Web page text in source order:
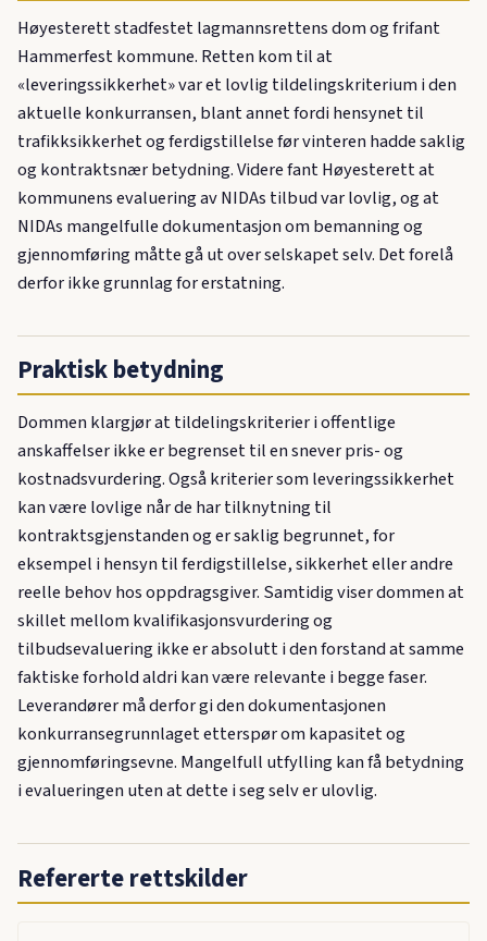
Høyesterett stadfestet lagmannsrettens dom og frifant
Hammerfest kommune. Retten kom til at
«leveringssikkerhet» var et lovlig tildelingskriterium i den
aktuelle konkurransen, blant annet fordi hensynet til
trafikksikkerhet og ferdigstillelse før vinteren hadde saklig
og kontraktsnær betydning. Videre fant Høyesterett at
kommunens evaluering av NIDAs tilbud var lovlig, og at
NIDAs mangelfulle dokumentasjon om bemanning og
gjennomføring måtte gå ut over selskapet selv. Det forelå
derfor ikke grunnlag for erstatning.
Praktisk betydning
Dommen klargjør at tildelingskriterier i offentlige
anskaffelser ikke er begrenset til en snever pris- og
kostnadsvurdering. Også kriterier som leveringssikkerhet
kan være lovlige når de har tilknytning til
kontraktsgjenstanden og er saklig begrunnet, for
eksempel i hensyn til ferdigstillelse, sikkerhet eller andre
reelle behov hos oppdragsgiver. Samtidig viser dommen at
skillet mellom kvalifikasjonsvurdering og
tilbudsevaluering ikke er absolutt i den forstand at samme
faktiske forhold aldri kan være relevante i begge faser.
Leverandører må derfor gi den dokumentasjonen
konkurransegrunnlaget etterspør om kapasitet og
gjennomføringsevne. Mangelfull utfylling kan få betydning
i evalueringen uten at dette i seg selv er ulovlig.
Refererte rettskilder